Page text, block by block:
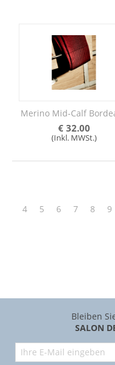
Merino Mid-Calf
€ 32.00
(Inkl. MWSt.)
4 5 6 7 8 9
Bleiben
SALON